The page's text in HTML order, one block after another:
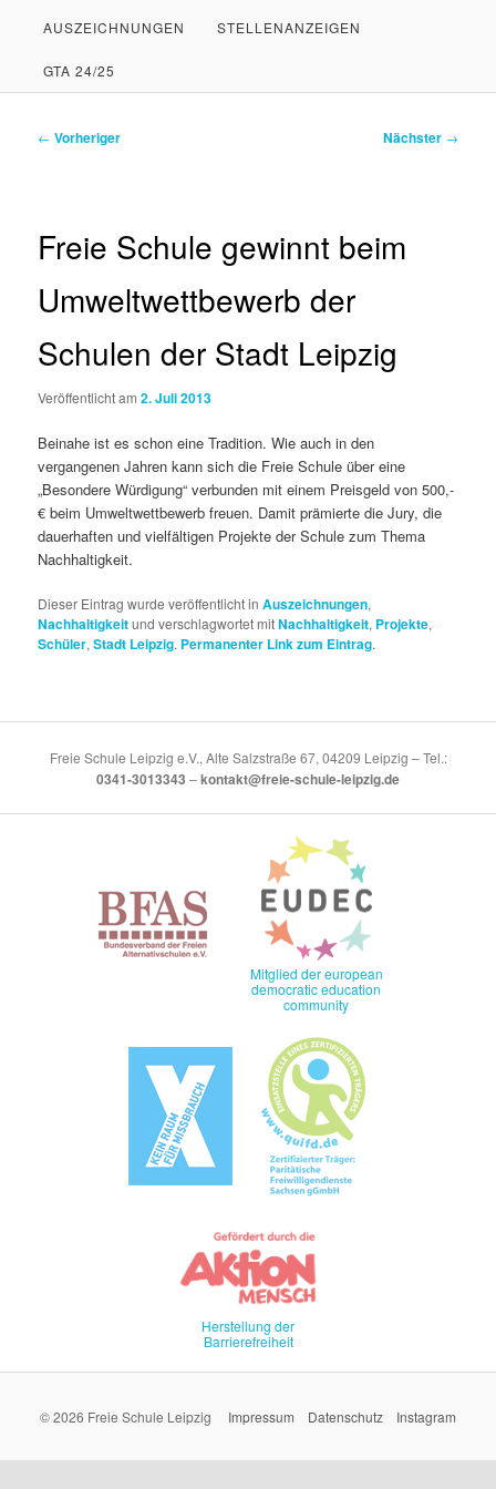
PRIMÄREN
INHALT
SPRINGEN
SEKUNDÄREN
INHALT
SPRINGEN
AUSZEICHNUNGEN STELLENANZEIGEN
GTA 24/25
Beitragsnavigation
← Vorheriger Nächster →
Freie Schule gewinnt beim
Umweltwettbewerb der
Schulen der Stadt Leipzig
Veröffentlicht am2. Juli 2013
Beinahe ist es schon eine Tradition. Wie auch in den
vergangenen Jahren kann sich die Freie Schule über eine
„Besondere Würdigung“ verbunden mit einem Preisgeld von 500,-
€ beim Umweltwettbewerb freuen. Damit prämierte die Jury, die
dauerhaften und vielfältigen Projekte der Schule zum Thema
Nachhaltigkeit.
Dieser Eintrag wurde veröffentlicht inAuszeichnungen,
Nachhaltigkeitund verschlagwortet mitNachhaltigkeit, Projekte,
Schüler,Stadt Leipzig. Permanenter Link zum Eintrag.
Freie Schule Leipzig e.V., Alte Salzstraße 67, 04209 Leipzig – Tel.:
0341-3013343 –kontakt@freie-schule-leipzig.de
Mitglied der european
democratic education
community
Herstellung der
Barrierefreiheit
© 2026 Freie Schule Leipzig Impressum Datenschutz Instagram